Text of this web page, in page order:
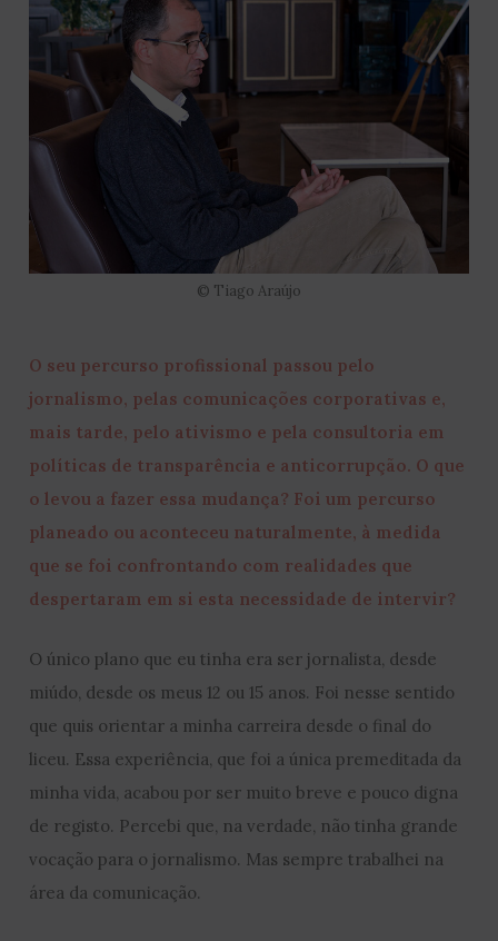
© Tiago Araújo
O seu percurso profissional passou pelo
jornalismo, pelas comunicações corporativas e,
mais tarde, pelo ativismo e pela consultoria em
políticas de transparência e anticorrupção. O que
o levou a fazer essa mudança? Foi um percurso
planeado ou aconteceu naturalmente, à medida
que se foi confrontando com realidades que
despertaram em si esta necessidade de intervir?
O único plano que eu tinha era ser jornalista, desde
miúdo, desde os meus 12 ou 15 anos. Foi nesse sentido
que quis orientar a minha carreira desde o final do
liceu. Essa experiência, que foi a única premeditada da
minha vida, acabou por ser muito breve e pouco digna
de registo. Percebi que, na verdade, não tinha grande
vocação para o jornalismo. Mas sempre trabalhei na
área da comunicação.